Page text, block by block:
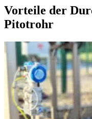
Vorteile der
Pitotrohr